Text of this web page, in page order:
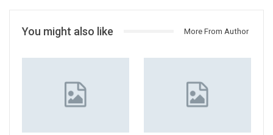
You might also like More From Author